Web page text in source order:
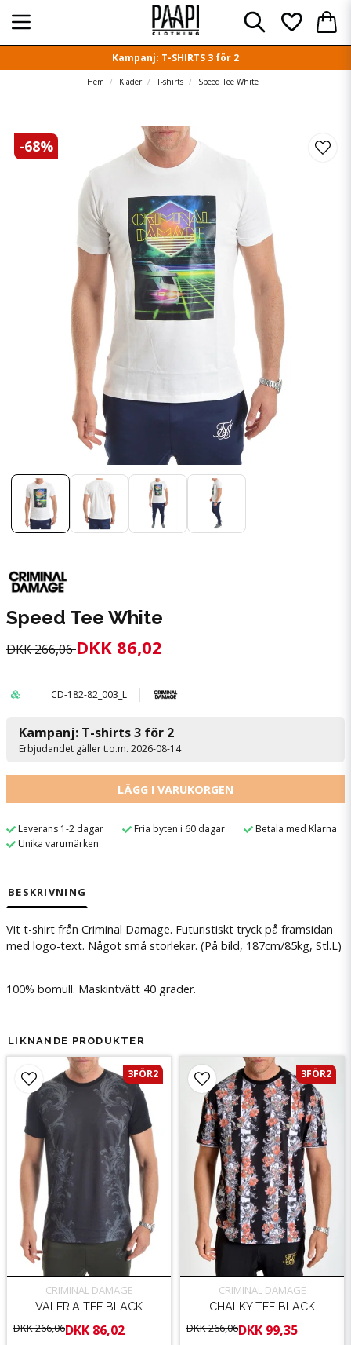
Kampanj: T-SHIRTS 3 för 2
Hem Kläder T-shirts Speed Tee White
-68%
Speed Tee White
DKK 266,06DKK 86,02
CD-182-82_003_L
Kampanj: T-shirts 3 för 2
Erbjudandet gäller t.o.m. 2026-08-14
LÄGG I VARUKORGEN
Leverans 1-2 dagar Fria byten i 60 dagar
Betala med Klarna
Unika varumärken
BESKRIVNING
Vit t-shirt från Criminal Damage. Futuristiskt tryck på framsidan
med logo-text. Något små storlekar. (På bild, 187cm/85kg, Stl.L)
100% bomull. Maskintvätt 40 grader.
LIKNANDE PRODUKTER
CRIMINAL DAMAGE
VALERIA TEE BLACK
DKK 266,06DKK 86,02
3FÖR2
CRIMINAL DAMAGE
CHALKY TEE BLACK
DKK 266,06DKK 99,35
3FÖR2